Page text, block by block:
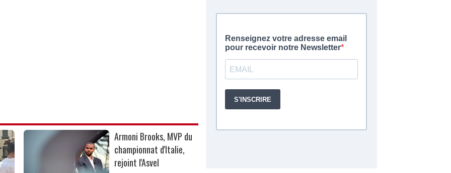
Armoni Brooks, MVP du
championnat d'Italie,
rejoint l'Asvel